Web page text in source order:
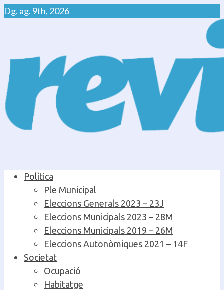
Skip
Dg. ag. 9th, 2026
PrimaryPolítica
Ple Municipal
Eleccions Generals 2023 – 23J
Eleccions Municipals 2023 – 28M
Eleccions Municipals 2019 – 26M
Eleccions Autonòmiques 2021 – 14F
Societat
Ocupació
Habitatge